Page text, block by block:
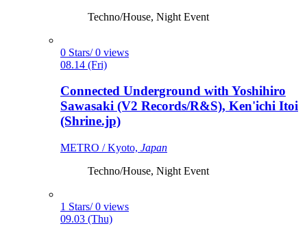
Techno/House, Night Event
0 Stars/ 0 views
08.14 (Fri)
Connected Underground with Yoshihiro
Sawasaki (V2 Records/R&S), Ken'ichi Itoi
(Shrine.jp)
METRO / Kyoto, Japan
Techno/House, Night Event
1 Stars/ 0 views
09.03 (Thu)